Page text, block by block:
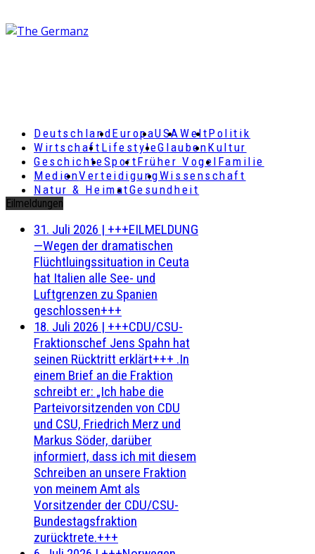
DeutschlandEuropaUSAWeltPolitik
Wirtschaft LifestyleGlaubenKultur
GeschichteSportFrüher Vogel Familie
MedienVerteidigungWissenschaft
Natur & HeimatGesundheit
Eilmeldungen
31. Juli 2026 | +++EILMELDUNG
—Wegen der dramatischen
Flüchtluingssituation in Ceuta
hat Italien alle See- und
Luftgrenzen zu Spanien
geschlossen+++
18. Juli 2026 | +++CDU/CSU-
Fraktionschef Jens Spahn hat
seinen Rücktritt erklärt+++ .In
einem Brief an die Fraktion
schreibt er: „Ich habe die
Parteivorsitzenden von CDU
und CSU, Friedrich Merz und
Markus Söder, darüber
informiert, dass ich mit diesem
Schreiben an unsere Fraktion
von meinem Amt als
Vorsitzender der CDU/CSU-
Bundestagsfraktion
zurücktrete.+++